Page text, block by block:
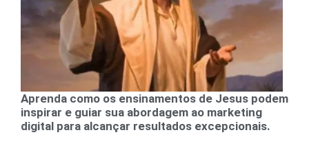
Aprenda como os ensinamentos de Jesus podem
inspirar e guiar sua abordagem ao marketing
digital para alcançar resultados excepcionais.